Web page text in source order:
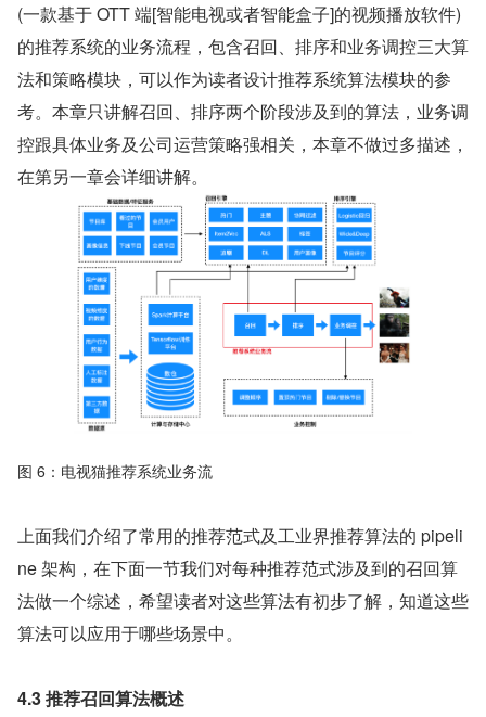
(一款基于 OTT 端[智能电视或者智能盒子]的视频播放软件)
的推荐系统的业务流程，包含召回、排序和业务调控三大算
法和策略模块，可以作为读者设计推荐系统算法模块的参
考。本章只讲解召回、排序两个阶段涉及到的算法，业务调
控跟具体业务及公司运营策略强相关，本章不做过多描述，
在第另一章会详细讲解。
图 6：电视猫推荐系统业务流
上面我们介绍了常用的推荐范式及工业界推荐算法的 pipeli
ne 架构，在下面一节我们对每种推荐范式涉及到的召回算
法做一个综述，希望读者对这些算法有初步了解，知道这些
算法可以应用于哪些场景中。
4.3 推荐召回算法概述